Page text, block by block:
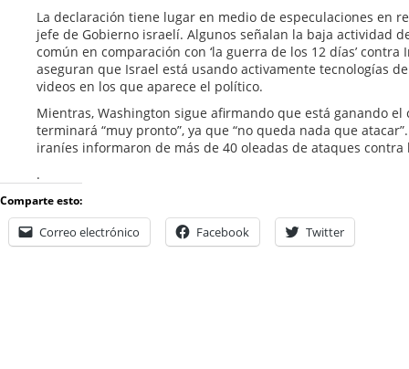
La declaración tiene lugar en medio de especulaciones en
jefe de Gobierno israelí. Algunos señalan la baja actividad
común en comparación con ‘la guerra de los 12 días’
aseguran que Israel está usando activamente tecnologías
videos en los que aparece el político.
Mientras, Washington sigue afirmando que está ganando el
terminará “muy pronto”, ya que “no queda nada que
iraníes informaron de más de 40 oleadas de ataques
.
Comparte esto:
Correo electrónico Facebook Twitter